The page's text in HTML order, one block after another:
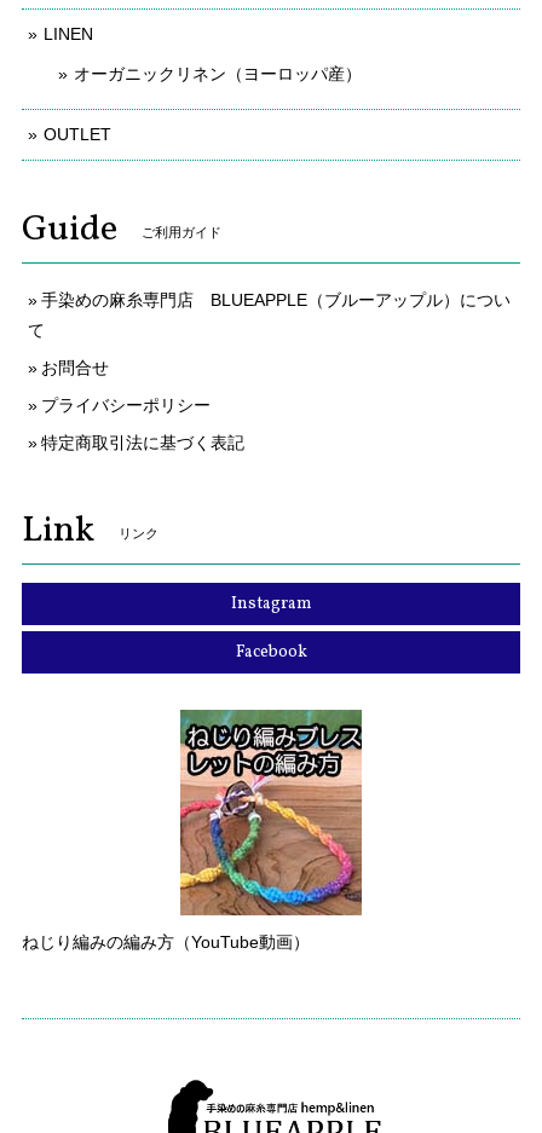
LINEN
オーガニックリネン（ヨーロッパ産）
OUTLET
Guide ご利用ガイド
手染めの麻糸専門店 BLUEAPPLE（ブルーアップル）につい
て
お問合せ
プライバシーポリシー
特定商取引法に基づく表記
Link リンク
Instagram
Facebook
ねじり編みの編み方（YouTube動画）